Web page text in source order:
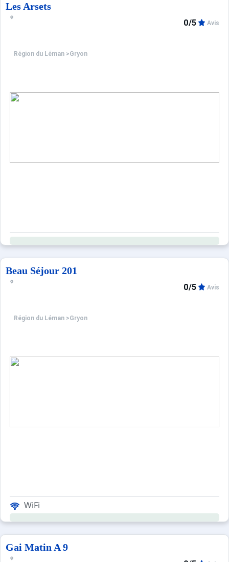
Les Arsets
Région du Léman >Gryon
0/5 Avis
Beau Séjour 201
Région du Léman >Gryon
0/5 Avis
WiFi
Gai Matin A 9